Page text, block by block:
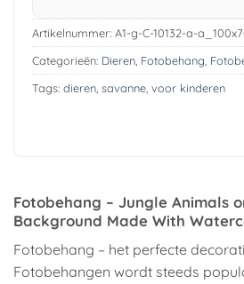
Artikelnummer: A1-g-C-10132-a-
Categorieën: Dieren, Fotobehang
Tags: dieren, savanne, voor kinderen
Fotobehang – Jungle Animals
Background Made With
Fotobehang – het perfecte
Fotobehangen wordt steeds